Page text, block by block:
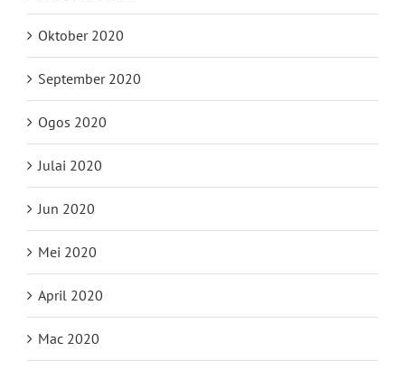
Oktober 2020
September 2020
Ogos 2020
Julai 2020
Jun 2020
Mei 2020
April 2020
Mac 2020